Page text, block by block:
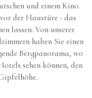
und einem Kino.
der Haustüre - das
lassen. Von unserer
haben Sie einen
Bergpanorama, wo
sehen können, den